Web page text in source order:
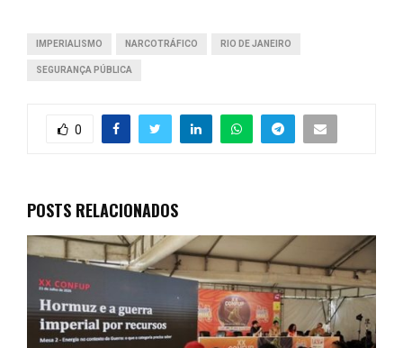
IMPERIALISMO NARCOTRÁFICO RIO DE JANEIRO
SEGURANÇA PÚBLICA
0
POSTS RELACIONADOS